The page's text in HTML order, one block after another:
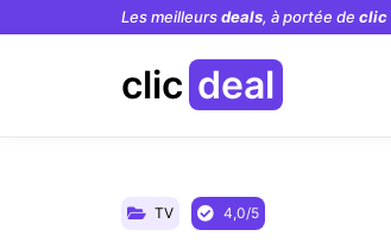
Les meilleursdeals, à portée de clic
clic deal
TV 4,0/5